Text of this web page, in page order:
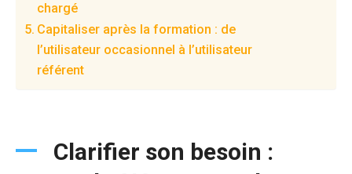
chargé
Capitaliser après la formation : de
l’utilisateur occasionnel à l’utilisateur
référent
Clarifier son besoin :